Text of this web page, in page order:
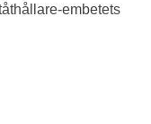
embetets